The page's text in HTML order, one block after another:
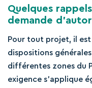
Quelques
demande
Pour tout projet, il
dispositions
différentes zones du
exigence s’applique